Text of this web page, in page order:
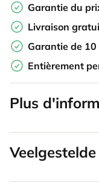
Garantie du
Livraison
Garantie de 10
Entièrement
Plus